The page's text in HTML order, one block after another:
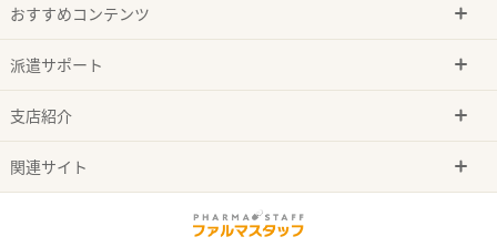
おすすめコンテンツ
派遣サポート
支店紹介
関連サイト